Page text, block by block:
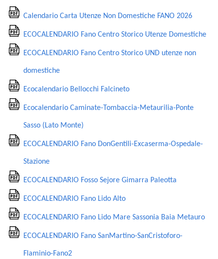
Calendario Carta Utenze Non Domestiche FANO 2026
ECOCALENDARIO Fano Centro Storico Utenze Domestiche
ECOCALENDARIO Fano Centro Storico UND utenze non
domestiche
Ecocalendario Bellocchi Falcineto
Ecocalendario Caminate-Tombaccia-Metaurilia-Ponte
Sasso (Lato Monte)
ECOCALENDARIO Fano DonGentili-Excaserma-Ospedale-
Stazione
ECOCALENDARIO Fosso Sejore Gimarra Paleotta
ECOCALENDARIO Fano Lido Alto
ECOCALENDARIO Fano Lido Mare Sassonia Baia Metauro
ECOCALENDARIO Fano SanMartino-SanCristoforo-
Flaminio-Fano2